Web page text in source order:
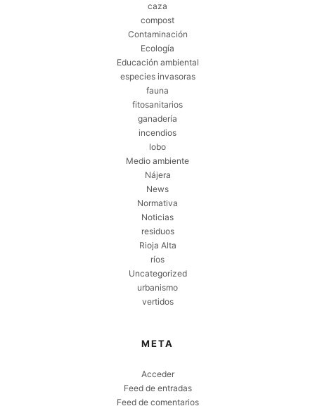
caza
compost
Contaminación
Ecología
Educación ambiental
especies invasoras
fauna
fitosanitarios
ganadería
incendios
lobo
Medio ambiente
Nájera
News
Normativa
Noticias
residuos
Rioja Alta
ríos
Uncategorized
urbanismo
vertidos
META
Acceder
Feed de entradas
Feed de comentarios